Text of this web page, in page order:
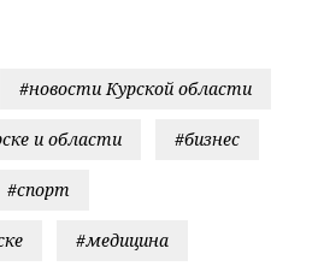
#новости Курской области
и области #бизнес
#спорт
#медицина